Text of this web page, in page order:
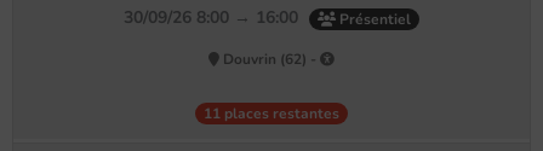
30/09/26 8:00 → 16:00 Présentiel
Douvrin (62) -
11 places restantes